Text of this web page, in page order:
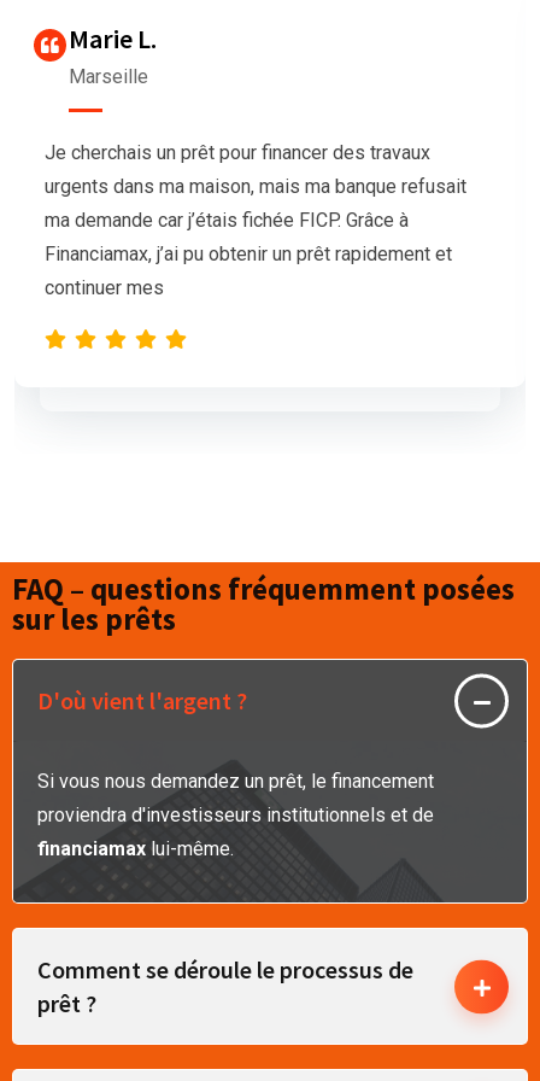
Nous avions besoin de trésorerie pour notre
association afin d’organiser un grand
mais nos demandes de prêt étaient sans
L’équipe de Financiamax a été très
et compréhensive, et nous a proposé
FAQ – questions fréquemment posées
sur les prêts
D'où vient l'argent ?
Si vous nous demandez un prêt, le financement
proviendra d'investisseurs institutionnels et de
financiamax lui-même.
Comment se déroule le processus de
prêt ?